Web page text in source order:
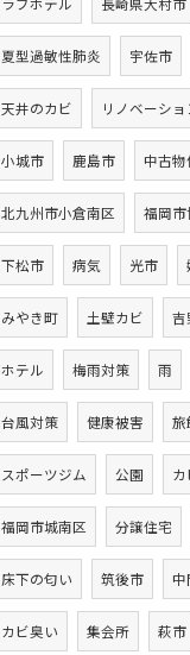
夏型過敏性肺炎 宇佐市
天井のカビ リノベーショ
小城市 鹿島市 中古物
北九州市小倉南区 福岡市
下松市 病気 光市
みやき町 土壁カビ 吉
ホテル 梅雨対策 雨
台風対策 健康被害 旅
スポーツジム 公園 カ
福岡市城南区 分譲住宅
床下の匂い 筑後市
カビ臭い 集会所 萩市